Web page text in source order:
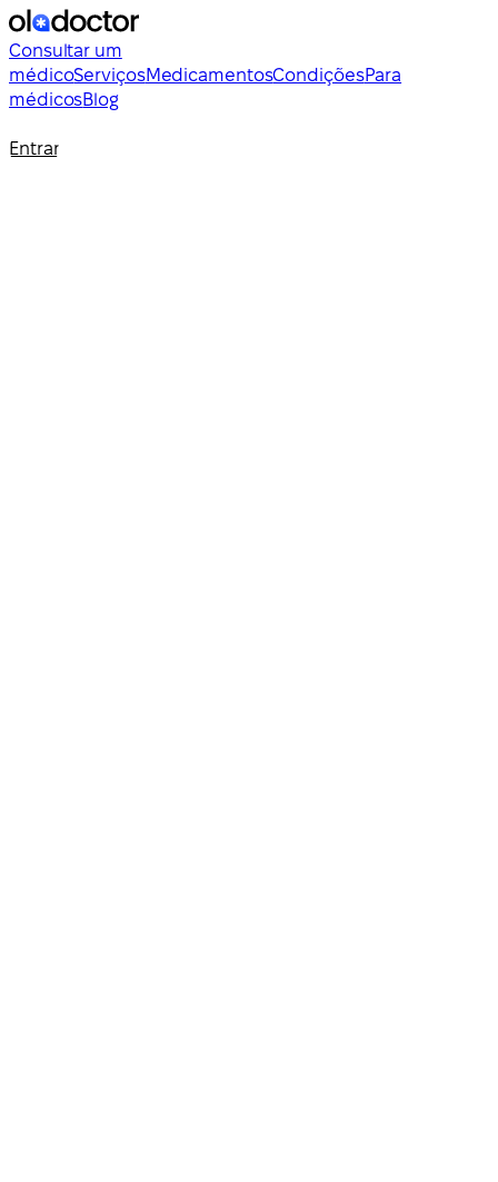
Consultar um
médicoServiçosMedicamentosCondiçõesPara
médicosBlog
Entrar